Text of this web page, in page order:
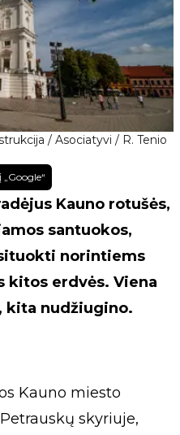
/ Asociatyvi / R. Tenio
Kauno rotušės,
santuokos,
norintiems
kitos erdvės. Viena
kita nudžiugino.
Kauno miesto
skyriuje,